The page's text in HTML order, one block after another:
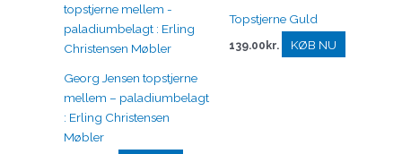
Georg Jensen topstjerne
mellem – paladiumbelagt
: Erling Christensen
Møbler
Topstjerne Guld
139.00kr. KØB NU